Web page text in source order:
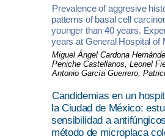
Prevalence of aggresive
patterns of basal cell
younger than 40 years.
years at General Hospital of
Miguel Ángel Cardona
Peniche Castellanos, Leonel
Antonio García Guerrero,
Candidemias en un
la Ciudad de México:
sensibilidad a
método de microplaca